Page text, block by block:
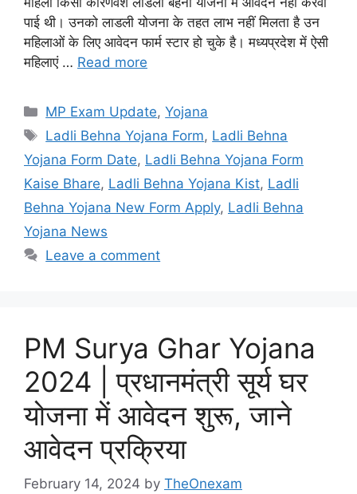
पाई थी। उनको लाडली योजना के तहत लाभ नहीं मिलता है उन
महिलाओं के लिए आवेदन फार्म स्टार हो चुके है। मध्यप्रदेश में ऐसी
महिलाएं … Read more
Categories
MP Exam Update,Yojana
Tags
Ladli Behna Yojana Form, Ladli Behna
Yojana Form Date, Ladli Behna Yojana Form
Kaise Bhare, Ladli Behna Yojana Kist, Ladli
Behna Yojana New Form Apply, Ladli Behna
Yojana News
Leave a comment
PM Surya Ghar Yojana
2024 | प्रधानमंत्री सूर्य घर
योजना में आवेदन शुरू, जाने
आवेदन प्रक्रिया
February 14, 2024 by TheOnexam